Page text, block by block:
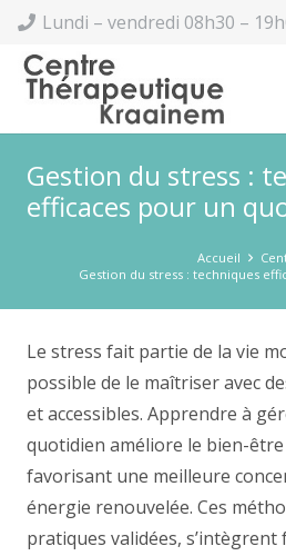
Lundi – vendredi 08h30 –
Gestion du stress :
efficaces pour un
Accueil
Gestion du stress : techniques
Le stress fait partie de la vie
possible de le maîtriser avec
et accessibles. Apprendre à
quotidien améliore le bien-
favorisant une meilleure
énergie renouvelée. Ces
pratiques validées,